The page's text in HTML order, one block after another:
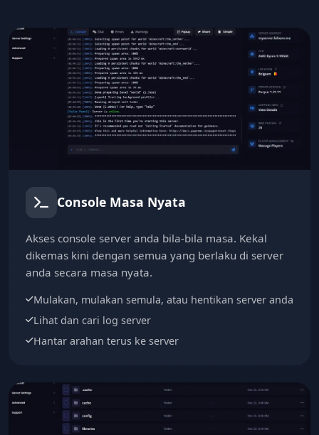
Console Masa Nyata
Akses console server anda bila-bila masa. Kekal
dikemas kini dengan semua yang berlaku di server
anda secara masa nyata.
Mulakan, mulakan semula, atau hentikan server anda
Lihat dan cari log server
Hantar arahan terus ke server